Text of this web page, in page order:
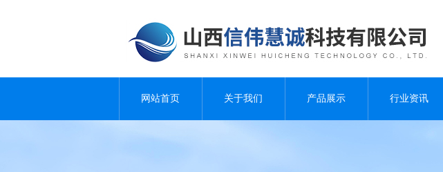
网站首页 关于我们 产品展示 行业资讯